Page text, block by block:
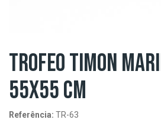
TROFEO TIMON
55X55 CM
Referência: TR-63